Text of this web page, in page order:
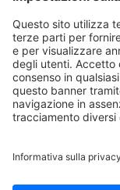
you get the
Viale